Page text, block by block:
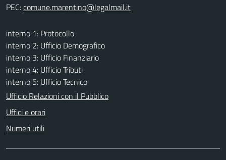
PEC:
interno 1: Protocollo
interno 2: Ufficio Demografico
interno 3: Ufficio Finanziario
interno 4: Ufficio Tributi
interno 5: Ufficio Tecnico
Ufficio Relazioni con il Pubblico
Uffici e orari
Numeri utili